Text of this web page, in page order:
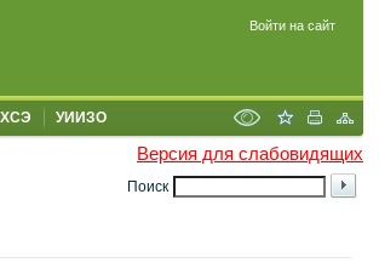
Войти на сайт
УИИЗО
Версия для слабовидящих
Поиск